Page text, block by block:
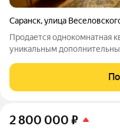
Саранск,улица
Продается однокомнатная
уникальным
Ключевое преимущество объекта прямой
квартиры в отапливаемый
2 800 000 ₽